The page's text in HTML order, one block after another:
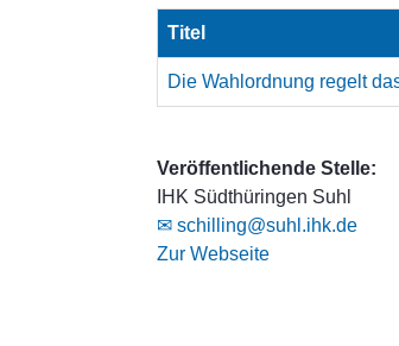
Titel
Die Wahlordnung regelt
Veröffentlichende Stelle:
IHK Südthüringen Suhl
✉ schilling@suhl.ihk.de
Zur Webseite